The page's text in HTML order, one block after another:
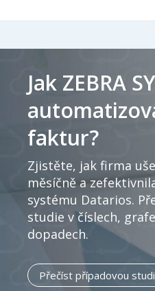
Jak ZEBRA
faktur?
Zjistěte, jak firma
měsíčně a
systému Datarios.
studie v číslech,
dopadech.
Přečíst případovou